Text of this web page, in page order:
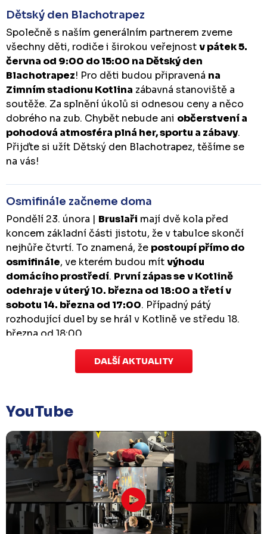
Dětský den Blachotrapez
Společně s naším generálním partnerem zveme
všechny děti, rodiče i širokou veřejnostv pátek 5.
června od 9:00 do 15:00 na Dětský den
Blachotrapez! Pro děti budou připravená na
Zimním stadionu Kotlina zábavná stanoviště a
soutěže. Za splnění úkolů si odnesou ceny a něco
dobrého na zub. Chybět nebude ani občerstvení a
pohodová atmosféra plná her, sportu a zábavy.
Přijďte si užít Dětský den Blachotrapez, těšíme se
na vás!
Osmifinále začneme doma
Pondělí 23. února | Bruslaři mají dvě kola před
koncem základní části jistotu, že v tabulce skončí
nejhůře čtvrtí. To znamená, že postoupí přímo do
osmifinále, ve kterém budou mítvýhodu
domácího prostředí. První zápas se v Kotlině
odehraje v úterý 10. března od 18:00 a třetí v
sobotu 14. března od 17:00. Případný pátý
rozhodující duel by se hrál v Kotlině ve středu 18.
března od 18:00.
Zápas dorostu je odložen
které se mělo odehrát v pátek 30. ledna ve 14:15,
odloženo!Odehraje se v náhradním termínu, o
kterém se bude jednat.
Náhradní termín 32. kola
Úterý 27. ledna | Utkání 32. kola v Písku
, které se
mělo původně odehrát 31. ledna, bylo z důvodu
marodky Králů odloženo. Kluby se domluvily na
DALŠÍ AKTUALITY
YouTube